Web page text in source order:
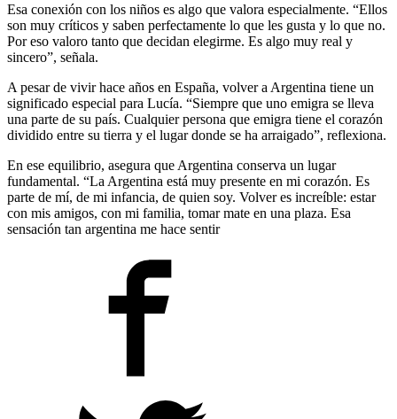
Esa conexión con los niños es algo que valora especialmente. “Ellos
son muy críticos y saben perfectamente lo que les gusta y lo que no.
Por eso valoro tanto que decidan elegirme. Es algo muy real y
sincero”, señala.
A pesar de vivir hace años en España, volver a Argentina tiene un
significado especial para Lucía. “Siempre que uno emigra se lleva
una parte de su país. Cualquier persona que emigra tiene el corazón
dividido entre su tierra y el lugar donde se ha arraigado”, reflexiona.
En ese equilibrio, asegura que Argentina conserva un lugar
fundamental. “La Argentina está muy presente en mi corazón. Es
parte de mí, de mi infancia, de quien soy. Volver es increíble: estar
con mis amigos, con mi familia, tomar mate en una plaza. Esa
sensación tan argentina me hace sentir